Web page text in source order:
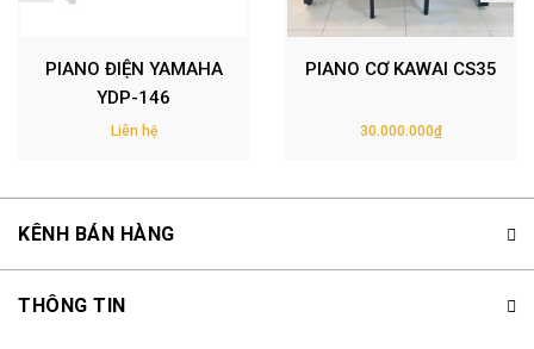
PIANO ĐIỆN YAMAHA
YDP-146
Liên hệ
PIANO CƠ KAWAI CS35
30.000.000₫
KÊNH BÁN HÀNG
THÔNG TIN